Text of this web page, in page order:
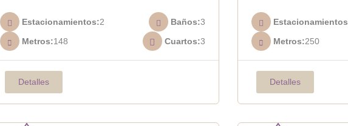
014
Estacionamientos 2 Baños 3
Metros 148 Cuartos 3
Detalles
Estacionamientos
Metros 250
Detalles